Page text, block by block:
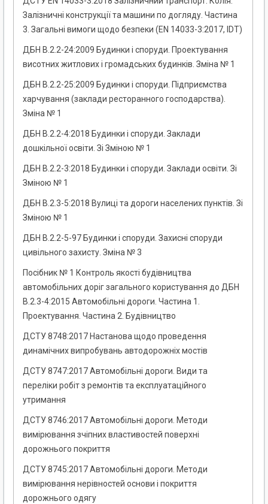
Залізничні конструкції та машини по догляду. Частина
3. Загальні вимоги щодо безпеки (EN 14033-3:2017, IDT)
ДБН В.2.2-24:2009 Будинки і споруди. Проектування
висотних житлових і громадських будинків. Зміна № 1
ДБН В.2.2-25:2009 Будинки і споруди. Підприємства
харчування (заклади ресторанного господарства).
Зміна № 1
ДБН В.2.2-4:2018 Будинки і споруди. Заклади
дошкільної освіти. Зі Зміною № 1
ДБН В.2.2-3:2018 Будинки і споруди. Заклади освіти. Зі
Зміною № 1
ДБН В.2.3-5:2018 Вулиці та дороги населених пунктів. Зі
Зміною № 1
ДБН В.2.2-5-97 Будинки і споруди. Захисні споруди
цивільного захисту. Зміна № 3
Посібник № 1 Контроль якості будівництва
автомобільних доріг загального користування до ДБН
В.2.3-4:2015 Автомобільні дороги. Частина 1.
Проектування. Частина 2. Будівництво
ДСТУ 8748:2017 Настанова щодо проведення
динамічних випробувань автодорожніх мостів
ДСТУ 8747:2017 Автомобільні дороги. Види та
переліки робіт з ремонтів та експлуатаційного
утримання
ДСТУ 8746:2017 Автомобільні дороги. Методи
вимірювання зчіпних властивостей поверхні
дорожнього покриття
ДСТУ 8745:2017 Автомобільні дороги. Методи
вимірювання нерівностей основи і покриття
дорожнього одягу